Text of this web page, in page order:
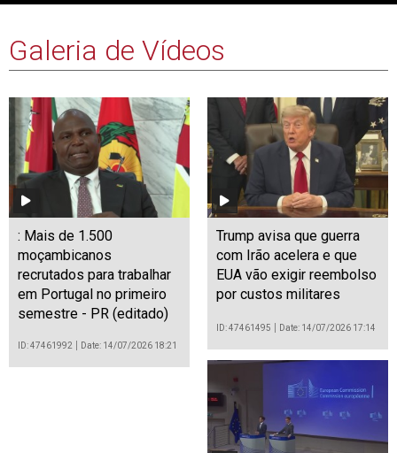
Galeria de Vídeos
: Mais de 1.500
moçambicanos
recrutados para trabalhar
em Portugal no primeiro
semestre - PR (editado)
ID: 47461992 Date: 14/07/2026 18:21
Trump avisa que guerra
com Irão acelera e que
EUA vão exigir reembolso
por custos militares
ID: 47461495 Date: 14/07/2026 17:14